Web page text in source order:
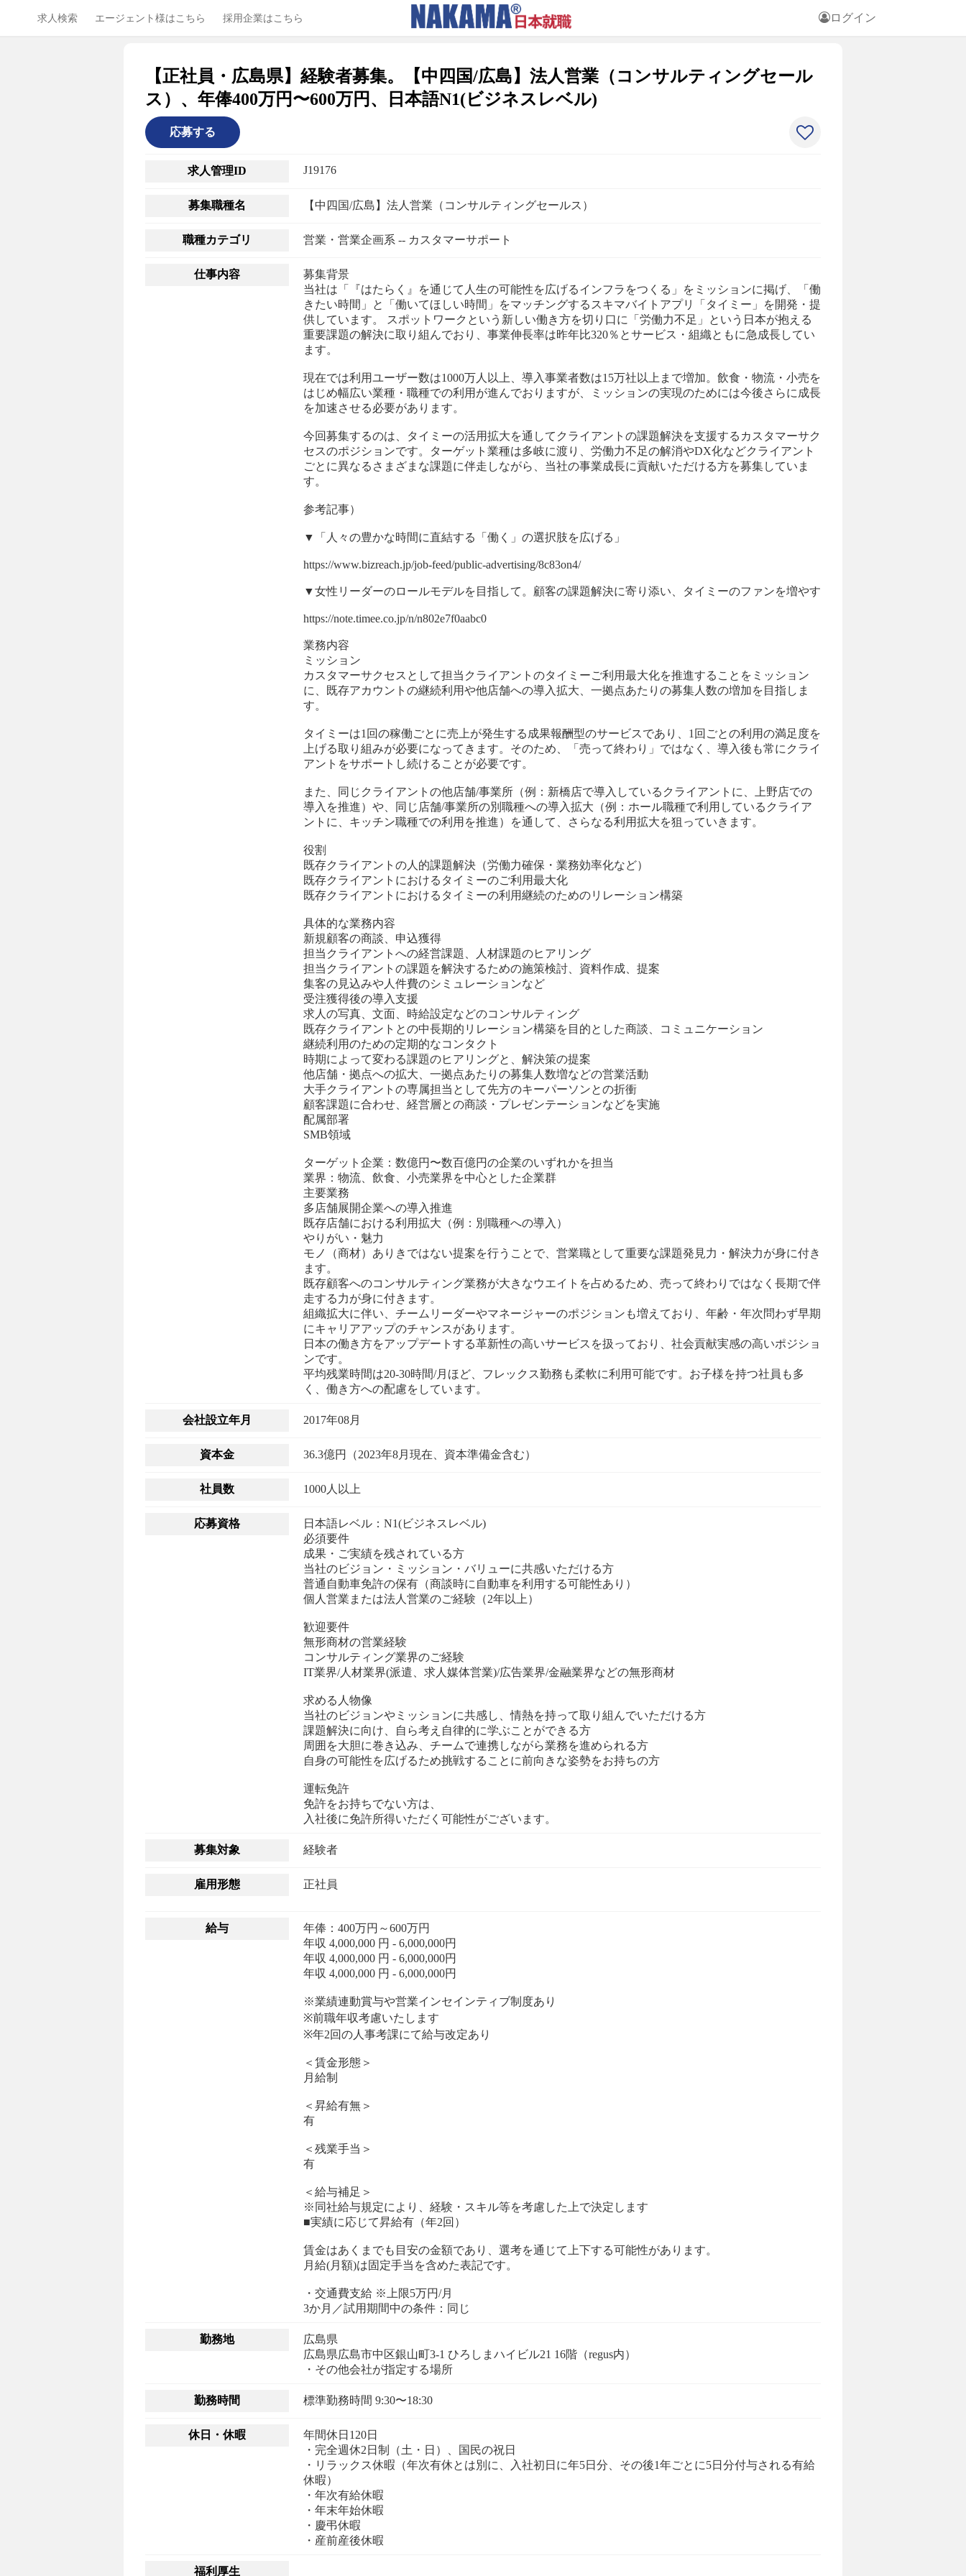
ログイン
求人検索 エージェント様はこちら 採用企業はこちら
【正社員・広島県】経験者募集。【中四国/広島】法人営業（コンサルティングセール
ス）、年俸400万円〜600万円、日本語N1(ビジネスレベル)
応募する
求人管理ID J19176
募集職種名 【中四国/広島】法人営業（コンサルティングセールス）
職種カテゴリ 営業・営業企画系 -- カスタマーサポート
仕事内容
募集背景
当社は「『はたらく』を通じて人生の可能性を広げるインフラをつくる」をミッションに掲げ、「働
きたい時間」と「働いてほしい時間」をマッチングするスキマバイトアプリ「タイミー」を開発・提
供しています。 スポットワークという新しい働き方を切り口に「労働力不足」という日本が抱える
重要課題の解決に取り組んでおり、事業伸長率は昨年比320％とサービス・組織ともに急成長してい
ます。
現在では利用ユーザー数は1000万人以上、導入事業者数は15万社以上まで増加。飲食・物流・小売を
はじめ幅広い業種・職種での利用が進んでおりますが、ミッションの実現のためには今後さらに成長
を加速させる必要があります。
今回募集するのは、タイミーの活用拡大を通してクライアントの課題解決を支援するカスタマーサク
セスのポジションです。ターゲット業種は多岐に渡り、労働力不足の解消やDX化などクライアント
ごとに異なるさまざまな課題に伴走しながら、当社の事業成長に貢献いただける方を募集していま
す。
参考記事）
▼「人々の豊かな時間に直結する「働く」の選択肢を広げる」
https://www.bizreach.jp/job-feed/public-advertising/8c83on4/
▼女性リーダーのロールモデルを目指して。顧客の課題解決に寄り添い、タイミーのファンを増やす
https://note.timee.co.jp/n/n802e7f0aabc0
業務内容
ミッション
カスタマーサクセスとして担当クライアントのタイミーご利用最大化を推進することをミッション
に、既存アカウントの継続利用や他店舗への導入拡大、一拠点あたりの募集人数の増加を目指しま
す。
タイミーは1回の稼働ごとに売上が発生する成果報酬型のサービスであり、1回ごとの利用の満足度を
上げる取り組みが必要になってきます。そのため、「売って終わり」ではなく、導入後も常にクライ
アントをサポートし続けることが必要です。
また、同じクライアントの他店舗/事業所（例：新橋店で導入しているクライアントに、上野店での
導入を推進）や、同じ店舗/事業所の別職種への導入拡大（例：ホール職種で利用しているクライア
ントに、キッチン職種での利用を推進）を通して、さらなる利用拡大を狙っていきます。
役割
既存クライアントの人的課題解決（労働力確保・業務効率化など）
既存クライアントにおけるタイミーのご利用最大化
既存クライアントにおけるタイミーの利用継続のためのリレーション構築
具体的な業務内容
新規顧客の商談、申込獲得
担当クライアントへの経営課題、人材課題のヒアリング
担当クライアントの課題を解決するための施策検討、資料作成、提案
集客の見込みや人件費のシミュレーションなど
受注獲得後の導入支援
求人の写真、文面、時給設定などのコンサルティング
既存クライアントとの中長期的リレーション構築を目的とした商談、コミュニケーション
継続利用のための定期的なコンタクト
時期によって変わる課題のヒアリングと、解決策の提案
他店舗・拠点への拡大、一拠点あたりの募集人数増などの営業活動
大手クライアントの専属担当として先方のキーパーソンとの折衝
顧客課題に合わせ、経営層との商談・プレゼンテーションなどを実施
配属部署
SMB領域
ターゲット企業：数億円〜数百億円の企業のいずれかを担当
業界：物流、飲食、小売業界を中心とした企業群
主要業務
多店舗展開企業への導入推進
既存店舗における利用拡大（例：別職種への導入）
やりがい・魅力
モノ（商材）ありきではない提案を行うことで、営業職として重要な課題発見力・解決力が身に付き
ます。
既存顧客へのコンサルティング業務が大きなウエイトを占めるため、売って終わりではなく長期で伴
走する力が身に付きます。
組織拡大に伴い、チームリーダーやマネージャーのポジションも増えており、年齢・年次問わず早期
にキャリアアップのチャンスがあります。
日本の働き方をアップデートする革新性の高いサービスを扱っており、社会貢献実感の高いポジショ
ンです。
平均残業時間は20-30時間/月ほど、フレックス勤務も柔軟に利用可能です。お子様を持つ社員も多
く、働き方への配慮をしています。
会社設立年月 2017年08月
資本金 36.3億円（2023年8月現在、資本準備金含む）
社員数 1000人以上
応募資格
日本語レベル：N1(ビジネスレベル)
必須要件
成果・ご実績を残されている方
当社のビジョン・ミッション・バリューに共感いただける方
普通自動車免許の保有（商談時に自動車を利用する可能性あり）
個人営業または法人営業のご経験（2年以上）
歓迎要件
無形商材の営業経験
コンサルティング業界のご経験
IT業界/人材業界(派遣、求人媒体営業)/広告業界/金融業界などの無形商材
求める人物像
当社のビジョンやミッションに共感し、情熱を持って取り組んでいただける方
課題解決に向け、自ら考え自律的に学ぶことができる方
周囲を大胆に巻き込み、チームで連携しながら業務を進められる方
自身の可能性を広げるため挑戦することに前向きな姿勢をお持ちの方
運転免許
免許をお持ちでない方は、
入社後に免許所得いただく可能性がございます。
募集対象
雇用形態 正社員
給与
年俸：400万円～600万円
年収 4,000,000 円 - 6,000,000円
年収 4,000,000 円 - 6,000,000円
年収 4,000,000 円 - 6,000,000円
※業績連動賞与や営業インセインティブ制度あり
※前職年収考慮いたします
※年2回の人事考課にて給与改定あり
＜賃金形態＞
月給制
＜昇給有無＞
有
＜残業手当＞
有
＜給与補足＞
※同社給与規定により、経験・スキル等を考慮した上で決定します
■実績に応じて昇給有（年2回）
賃金はあくまでも目安の金額であり、選考を通じて上下する可能性があります。
月給(月額)は固定手当を含めた表記です。
・交通費支給 ※上限5万円/月
勤務地
広島県
広島県広島市中区銀山町3-1 ひろしまハイビル21 16階（regus内）
勤務時間
休日・休暇
年間休日120日
・完全週休2日制（土・日）、国民の祝日
・リラックス休暇（年次有休とは別に、入社初日に年5日分、その後1年ごとに5日分付与される有給
休暇）
・年次有給休暇
・年末年始休暇
・慶弔休暇
・産前産後休暇
福利厚生